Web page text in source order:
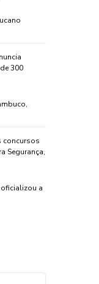
300
concursos
Segurança,
a